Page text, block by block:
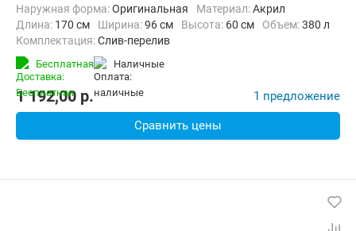
Наружная форма:Оригинальная Материал:Акрил
Длина: 170 см Ширина:96 см Высота: 60 см Объем:380 л
Комплектация:Слив-перелив
Бесплатная наличные
1 192,00 p. 1 предложение
Сравнить цены